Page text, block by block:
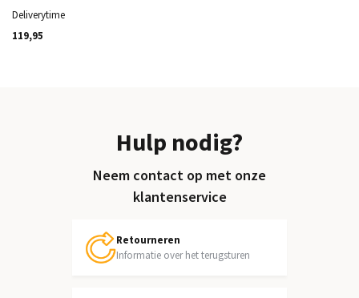
Deliverytime
119,95
Hulp nodig?
Neem contact op met onze
klantenservice
Retourneren
Informatie over het terugsturen